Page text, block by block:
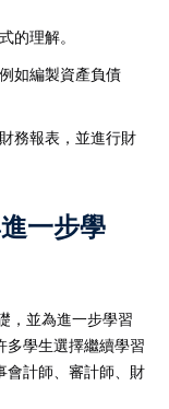
的理解。
如編製資產負債
務報表，並進行財
一步學
，並為進一步學習
多學生選擇繼續學習
會計師、審計師、財